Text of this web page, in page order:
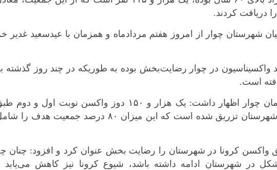
زنجان
سیستان و
قزوین
قم
کرمان
کرمانشاه
گلستان
گیلان
شهرستان چوار از امروز هفتم مردادماه و همزمان با عیدسعید غدیر
واکسیناسیون در چوار رضایت‌بخش بوده به طوریکه در چند روز گذشته
است.
سرپرست شبکه بهداشت و درمان چوار اظهار داشت: یک هزار و ۱۵۰ دوز واکسن نوبت اول و دوم
سند ملی واکسیناسیون در این شهرستان تزریق شده است که این میزان ۸۰ درصد جمعیت هدف را
واکسن کرونا در شهرستان را رضایت بخش عنوان کرد و افزود: چنان
در شهرستان ادامه داشته باشد، شیوع کرونا نیز کاهش می‌یابد